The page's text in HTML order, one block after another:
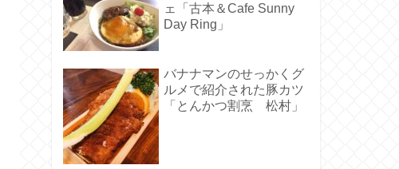
ェ「古本＆Cafe Sunny
Day Ring」
バナナマンのせっかくグ
ルメで紹介された豚カツ
「とんかつ割烹 松村」